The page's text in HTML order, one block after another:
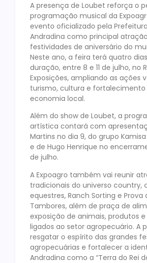
A presença de Loubet reforça o
programação musical da
evento oficializado pela
Andradina como principal
festividades de aniversário do
Neste ano, a feira terá quatro
duração, entre 8 e 11 de julho, no
Exposições, ampliando as ações
turismo, cultura e fortalecimento
economia local.
Além do show de Loubet, a
artística contará com
Martins no dia 9, do grupo Kamisa
e de Hugo Henrique no
de julho.
A Expoagro também vai reunir
tradicionais do universo country,
equestres, Ranch Sorting e Prova
Tambores, além de praça de
exposição de animais, produtos e
ligados ao setor agropecuário. A
resgatar o espírito das grandes
agropecuárias e fortalecer a
Andradina como a “Terra do Rei